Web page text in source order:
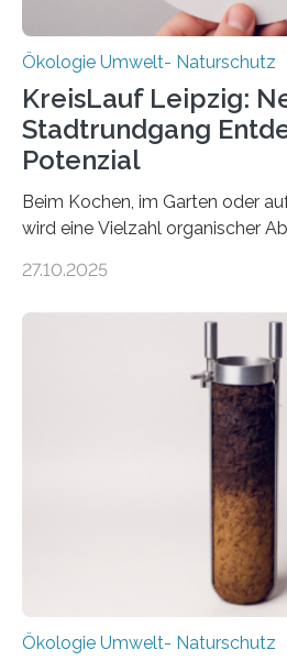
Ökologie Umwelt- Naturschutz
KreisLauf Leipzig:
Stadtrundgang
Potenzial
Beim Kochen, im Garten oder
wird eine Vielzahl organischer
Potenzial nur dann entfalten
Veränderung der Wirtschaft
Deutschen
Stadtreinigung Leipzig
2025 offiziell eingeweihte
ist ab sofort im Leipziger
27.10.2025
Ökologie Umwelt- Naturschutz